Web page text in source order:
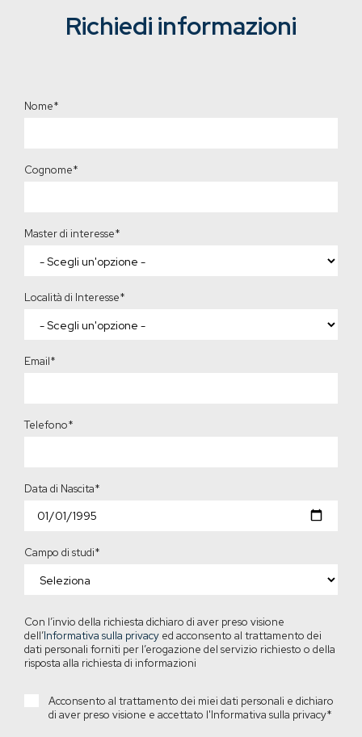
Richiedi informazioni
Nome*
Cognome*
Master di interesse*
Località di Interesse*
Email*
Telefono*
Data di Nascita*
Campo di studi*
Con l’invio della richiesta dichiaro di aver preso visione
dell’Informativa sulla privacy ed acconsento al trattamento dei
dati personali forniti per l’erogazione del servizio richiesto o della
risposta alla richiesta di informazioni
Acconsento al trattamento dei miei dati personali e dichiaro
di aver preso visione e accettato l'Informativa sulla privacy*